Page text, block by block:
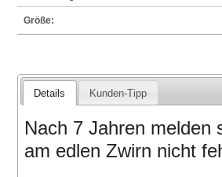
Größe:
Details Kunden-Tipp
Nach 7 Jahren melden
am edlen Zwirn nicht